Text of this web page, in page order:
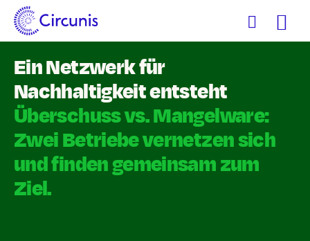
Zum
Inhalt
Ein Netzwerk für
Nachhaltigkeit entsteht
Überschuss vs. Mangelware:
Zwei Betriebe vernetzen sich
und finden gemeinsam zum
Ziel.